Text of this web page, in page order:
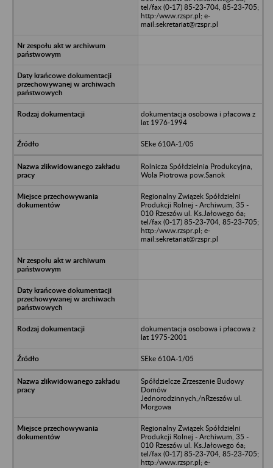
tel/fax (0-17) 85-23-704, 85-23-705;
http:/www.rzspr.pl; e-
mail:sekretariat@rzspr.pl
dokumentacja osobowa i płacowa z
lat 1976-1994
SEke 610A-1/05
Rolnicza Spółdzielnia Produkcyjna,
Wola Piotrowa pow.Sanok
Regionalny Związek Spółdzielni
Produkcji Rolnej - Archiwum, 35 -
010 Rzeszów ul. Ks.Jałowego 6a;
tel/fax (0-17) 85-23-704, 85-23-705;
http:/www.rzspr.pl; e-
mail:sekretariat@rzspr.pl
dokumentacja osobowa i płacowa z
lat 1975-2001
SEke 610A-1/05
Spółdzielcze Zrzeszenie Budowy
Domów
Jednorodzinnych,/nRzeszów ul.
Morgowa
Regionalny Związek Spółdzielni
Produkcji Rolnej - Archiwum, 35 -
010 Rzeszów ul. Ks.Jałowego 6a;
tel/fax (0-17) 85-23-704, 85-23-705;
http:/www.rzspr.pl; e-